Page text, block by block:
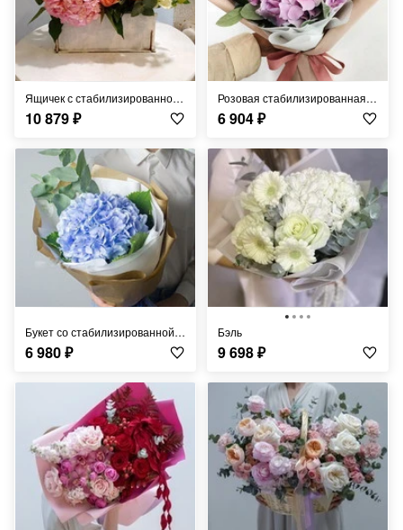
Ящичек с стабилизированной гортензией и розами
10 879₽
Розовая стабилизированная гортензия в упаковке
6 904₽
Букет со стабилизированной голубой гортензией
6 980₽
Бэль
9 698₽